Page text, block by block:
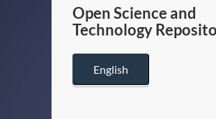
Open Science and
Technology
English